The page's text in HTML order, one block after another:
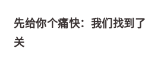
先给你个痛快：我们找到
关